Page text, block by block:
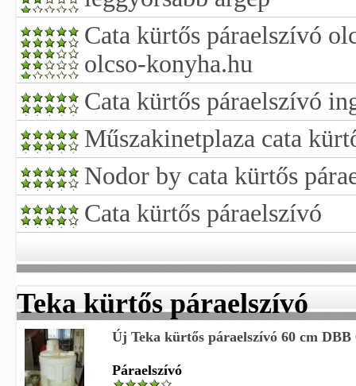
Cata kürtős páraelszívó
olcso-konyha.hu
Cata kürtős páraelszívó
Műszakinetplaza cata
Nodor by cata kürtős
Cata kürtős páraelszívó
Teka kürtős páraelszívó
Új Teka kürtős páraelszívó 60 cm DBB
Páraelszívó